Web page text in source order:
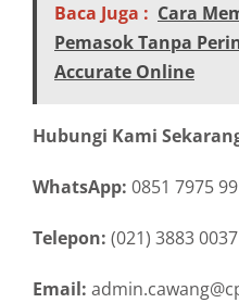
Baca Juga : Cara
Pemasok Tanpa
Accurate Online
Hubungi Kami
WhatsApp: 0851 7975
Telepon: (021) 3883 0037
Email: